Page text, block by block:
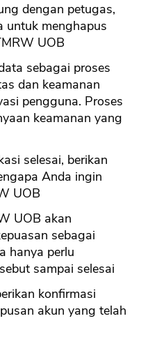
dengan petugas,
untuk menghapus
UOB
sebagai proses
dan keamanan
pengguna. Proses
keamanan yang
selesai, berikan
Anda ingin
UOB
UOB akan
sebagai
hanya perlu
sampai selesai
konfirmasi
akun yang telah